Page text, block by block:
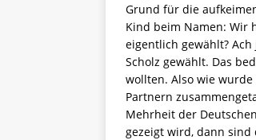
Grund für die
Kind beim Namen: Wir
eigentlich gewählt?
Scholz gewählt. Das
wollten. Also wie
Partnern
Mehrheit der
gezeigt wird, dann